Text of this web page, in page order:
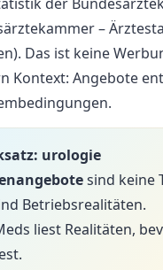
–
. Das ist keine
Kontext: Angebote
urologie
sind keine
Betriebsrealitäten.
liest Realitäten,